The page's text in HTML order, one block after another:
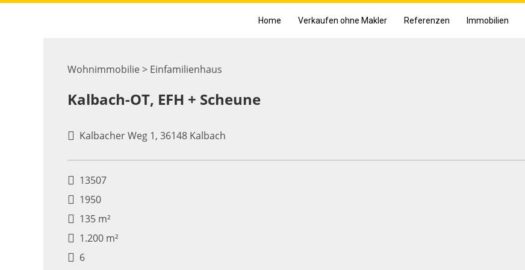
Home Verkaufen ohne Makler Referenzen Immobilien
Wohnimmobilie > Einfamilienhaus
Kalbach-OT, EFH + Scheune
Kalbacher Weg 1, 36148 Kalbach
13507
1950
135 m²
1.200 m²
6